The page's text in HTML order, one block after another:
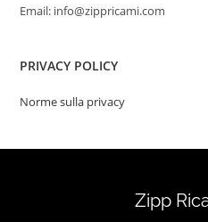
Email: info@zippricami.com
PRIVACY POLICY
Norme sulla privacy
Zipp